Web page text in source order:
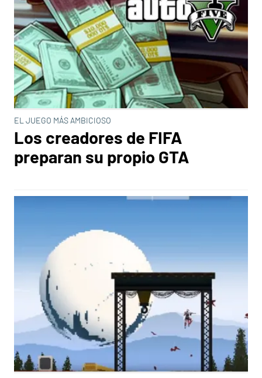
EL JUEGO MÁS AMBICIOSO
Los creadores de FIFA
preparan su propio GTA